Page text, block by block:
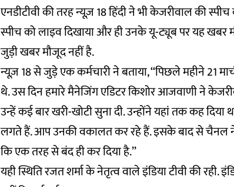
एनडीटीवी की तरह न्यूज़ 18 हिंदी ने भी केजरीवाल की
स्पीच को लाइव दिखाया और ही उनके यू-ट्यूब पर यह
जुड़ी खबर मौजूद नहीं है.
न्यूज़ 18 से जुड़े एक कर्मचारी ने बताया, ‘‘पिछले महीने 21
थे. उस दिन हमारे मैनेजिंग एडिटर किशोर आजवाणी ने
उन्हें कई बार खरी-खोटी सुना दी. उन्होंने यहां तक कह दिया
लगते हैं. आप उनकी वकालत कर रहे हैं. इसके बाद से चैनल ने
कि एक तरह से बंद ही कर दिया है.’’
यही स्थिति रजत शर्मा के नेतृत्व वाले इंडिया टीवी की रही.